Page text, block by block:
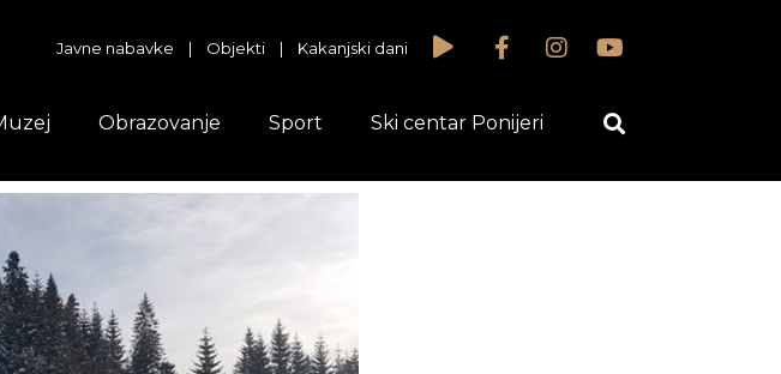
Javne nabavke | Objekti | Kakanjski dani
Obrazovanje Sport Ski centar Ponijeri